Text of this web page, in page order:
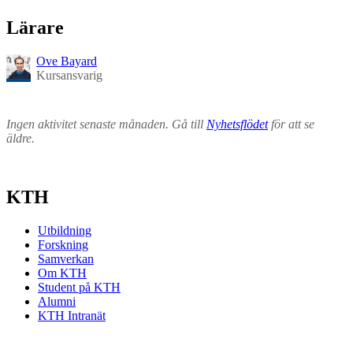
Lärare
Ove Bayard
Kursansvarig
Ingen aktivitet senaste månaden. Gå till Nyhetsflödetför att se
äldre.
KTH
Utbildning
Forskning
Samverkan
Om KTH
Student på KTH
Alumni
KTH Intranät